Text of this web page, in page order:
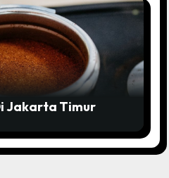
Jakarta Timur